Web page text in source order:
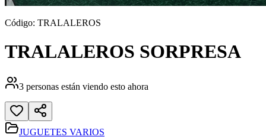
Código: TRALALEROS
TRALALEROS SORPRESA
3 personas están viendo esto ahora
JUGUETES VARIOS